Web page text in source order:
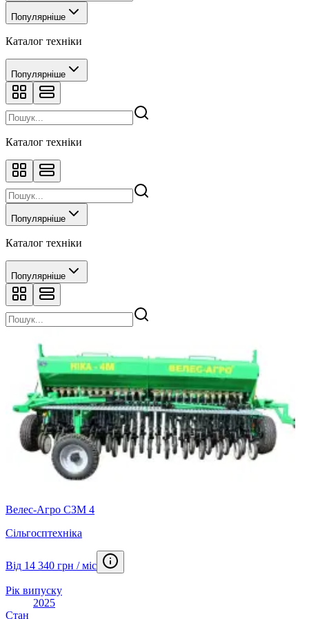
Прес-підбирач1
Рефрижератор
Самоскид17
Сівалка
Сміттєвоз2
Трактор гусеничний
Фреза-ротоватор
Популярніше
Каталог техніки
Популярніше
Каталог техніки
Популярніше
Каталог техніки
Популярніше
Велес-Агро СЗМ 4
Сільгосптехніка
Від 14 340 грн / міс
Рік випуску
2025
Стан